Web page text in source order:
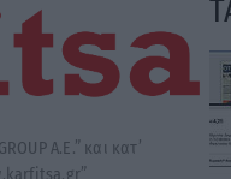
A.E.” και κατ’